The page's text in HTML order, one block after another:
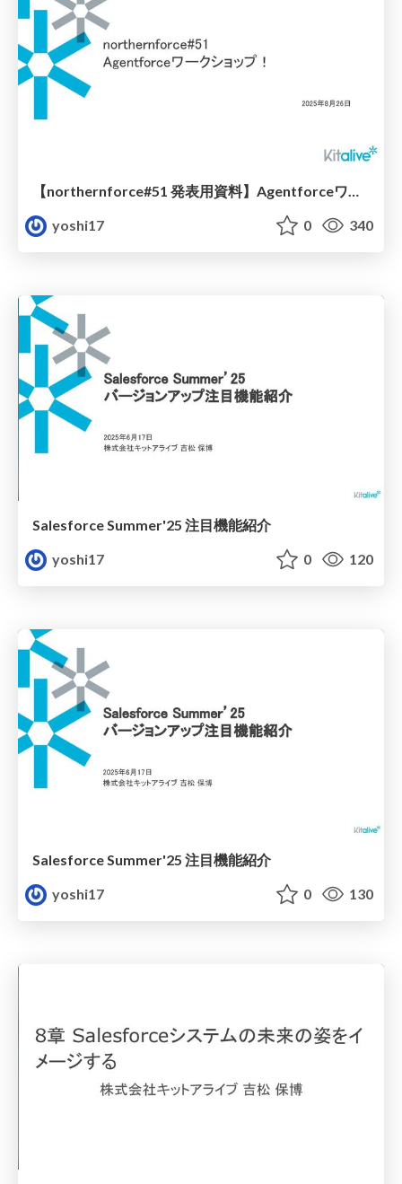
【northernforce#51 発表用資料】Agentforceワークショップ！
yoshi17
0 340
Salesforce Summer'25 注目機能紹介
yoshi17
0 120
Salesforce Summer'25 注目機能紹介
yoshi17
0 130